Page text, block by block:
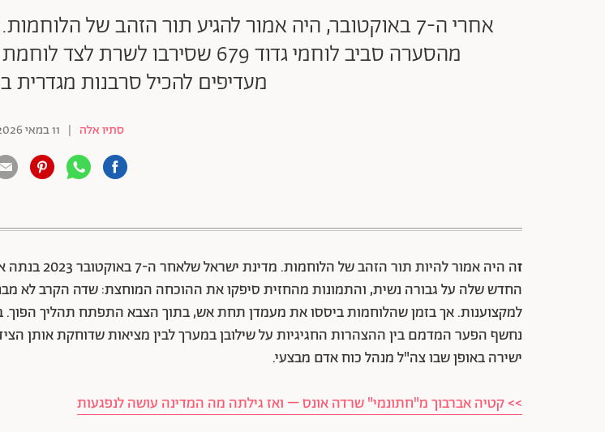
אחרי ה-7 באוקטובר, היה אמור להגיע תור הזהב של
מהסערה סביב לוחמי גדוד 679
מעדיפים להכיל סרבנות מגדרית
סתיו אלה | 11 במאי 2026
ז
ה היה אמור להיות תור הזהב של
החדש שלה על גבורה נשית, והתמונות מהחזית סיפקו את ההוכחה המוחצת: שדה הקרב לא
למקצוענות. אך בזמן שהלוחמות ביססו את מעמדן תחת אש, בתוך הצבא התפתח תהליך הפוך.
נחשף הפער המדמם בין ההצהרות החגיגיות על שילובן במערך לבין מציאות שדוחקת אותן
ישירה באופן שבו צה"ל מנהל כוח אדם מבצעי.
>> קטיה אברבוך מ"חתונמי" שרדה אונס – ואז גילתה מה המדינה עושה לנפגעות